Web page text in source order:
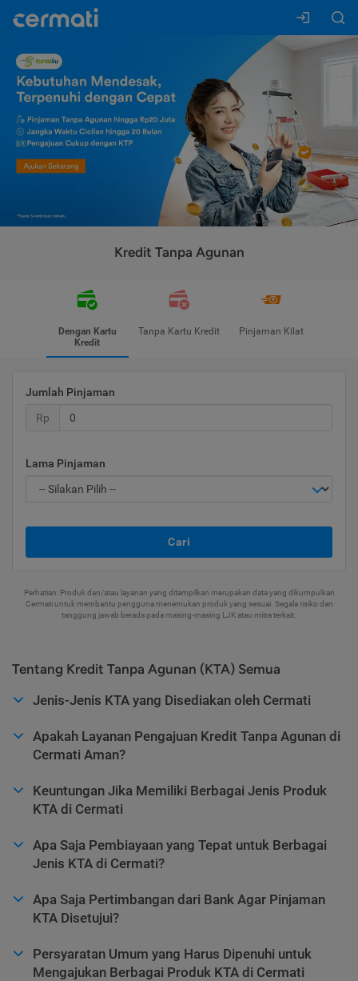
Kredit Tanpa Agunan
Dengan Kartu
Kredit
Tanpa Kartu Kredit Pinjaman Kilat
Jumlah Pinjaman
Rp
Lama Pinjaman
Cari
Perhatian: Produk dan/atau layanan yang ditampilkan merupakan data yang dikumpulkan
Cermati untuk membantu pengguna menemukan produk yang sesuai. Segala risiko dan
tanggung jawab berada pada masing-masing LJK atau mitra terkait.
Tentang Kredit Tanpa Agunan (KTA) Semua
Jenis-Jenis KTA yang Disediakan oleh Cermati
Apakah Layanan Pengajuan Kredit Tanpa Agunan di
Cermati Aman?
Keuntungan Jika Memiliki Berbagai Jenis Produk
KTA di Cermati
Apa Saja Pembiayaan yang Tepat untuk Berbagai
Jenis KTA di Cermati?
Apa Saja Pertimbangan dari Bank Agar Pinjaman
KTA Disetujui?
Persyaratan Umum yang Harus Dipenuhi untuk
Mengajukan Berbagai Produk KTA di Cermati